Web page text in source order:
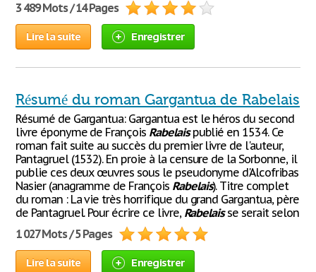
3 489 Mots / 14 Pages
Lire la suite Enregistrer
Résumé du roman Gargantua de Rabelais
Résumé de Gargantua: Gargantua est le héros du second
livre éponyme de François Rabelaispublié en 1534. Ce
roman fait suite au succès du premier livre de l'auteur,
Pantagruel (1532). En proie à la censure de la Sorbonne, il
publie ces deux œuvres sous le pseudonyme d'Alcofribas
Nasier (anagramme de François Rabelais). Titre complet
du roman : La vie très horrifique du grand Gargantua, père
de Pantagruel. Pour écrire ce livre, Rabelaisse serait selon
1 027 Mots / 5 Pages
Lire la suite Enregistrer